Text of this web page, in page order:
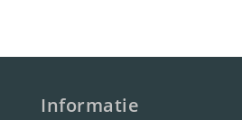
Informatie